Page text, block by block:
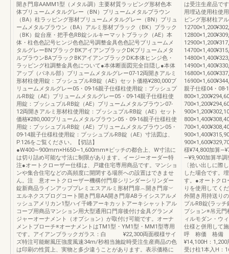
開き門扉AAMM1型（メタル調）主要材質ラッピング形材色本
体ブリュームメタルグレー（BN）ブリュームメタルブラウン
（BA）柱ラッピング形材ブリュームメタルグレー（BN）ブリュ
ームメタルブラウン（BA）アルミ形材ブラック（BK）ブラック
（BK）錠台座・把手色RB錠シルキーマットブラック（AE）本
体・柱色色記号ヒンジ色色記号調整金具色色記号ブリュームメ
タルグレーBNブラックBKアイアンブラックDKブリュームメタ
ルブラウンBAブラックBKアイアンブラックDK本体ヒンジ色・
ラッピング柱調整金具色について●本体断面図完全目隠し●本体
アップ（パネル部）ブリュームメタルグレー07-12両開きアルミ
形材柱使用錠：プッシュプルRB錠（AE）セット価格¥280,000ブ
リュームメタルグレー05・09-16親子仕様柱使用錠：プッシュプ
ルRB錠（AE）ブリュームメタルグレー05・09-14親子仕様柱使
用錠：プッシュプルRB錠（AE）ブリュームメタルブラウン07-
12両開きアルミ形材柱使用錠：プッシュプルRB錠（AE）セット
価格¥280,000ブリュームメタルブラウン05・09-16親子仕様柱使
用錠：プッシュプルRB錠（AE）ブリュームメタルブラウン05・
09-14親子仕様柱使用錠：プッシュプルRB錠（AE）寸法図は、
P.126をご覧ください。【切詰】
●W400∼900mm×H650∼1,600mm※ピッチの都合上、W寸法に
は切り詰め可能な寸法に制限があります。イージーオーダー特
注●オートクローザー仕様は、戸建住宅専用商品です。マンショ
ンや集合住宅などの高頻度に開閉する場所への設置はできませ
ん。注 意オートクローザー機構付門扉シリンダーシリンダー
錠新商品ラインアッププレミエスアルミ形材門扉︵開き門扉︶
エルネクスプログコート開き門扉AA開き門扉ABライシスアルメ
ッシュアメリカン1型ハイ千峰アーキカットアーキシャットアル
コーブ用商品マンション用大型通用口門扉後付け金具グランメ
ジャーオーナメント（オプション）が取付け可能です。オーナ
メントブローチ※オーナメントはTM1型・YM1型・MM1型専用
です。アイアンブラックガラス：白 ¥22,300両面模様サイ
ズ特注可能耐風圧強度風速34m/秒相当施錠時受注生産商品の色
は印刷の性質上、実物と多少違うことがあります。表示価格に
は受注生産品で
用埋込使用柱使
ピング形材柱ア
親子仕様04・08-
様¥74,800加算
―¥9,900加算半
〔拾い出しに際
した場合です。
す。●オートクロ
りを使用してく
外開き用持送り
プルRB錠(ラッ
プション※吊元
ィルモダン・ウ
仕様と併用して
呼 称価 格備 考
¥14,100H：
受け柱1本入H：